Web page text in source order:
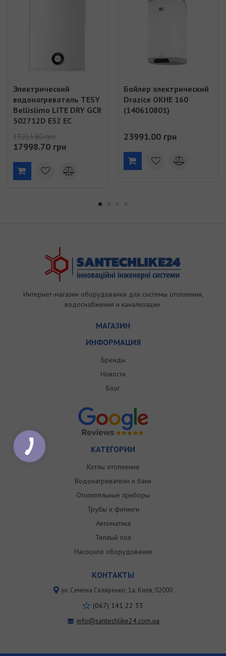
Электрический
водонагреватель TESY
Bellislimo LITE DRY GCR
502712D E32 EC
19213.80 грн
17998.70 грн
Бойлер электрический
Drazice OKHE 160
(140610801)
23991.00 грн
Интернет-магазин оборудования для системы отопления,
водоснабжения и канализации.
МАГАЗИН
ИНФОРМАЦИЯ
Бренды
Новости
Блог
КАТЕГОРИИ
Котлы отопления
Водонагреватели и баки
Отопительные приборы
Трубы и фитинги
Автоматика
Теплый пол
Насосное оборудование
КОНТАКТЫ
ул. Семена Скляренко, 1a, Киев, 02000
(067) 141 22 33
info@santechlike24.com.ua